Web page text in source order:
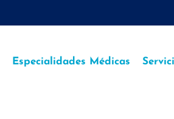
Especialidades Médicas